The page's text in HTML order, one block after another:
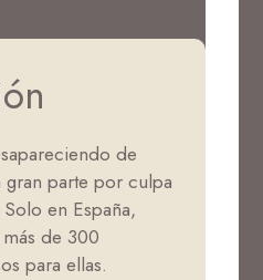
de
gran parte por culpa
en España,
de 300
para ellas.